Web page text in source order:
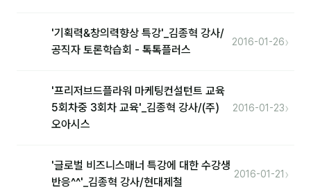
'기획력&창의력향상 특강'_김종혁 강사/
공직자 토론학습회 - 톡톡플러스
2016-01-26›
'프리저브드플라워 마케팅컨설턴트 교육
5회차중 3회차 교육'_김종혁 강사/(주)
오아시스
2016-01-23›
'글로벌 비즈니스매너 특강에 대한 수강생
반응^^'_김종혁 강사/현대제철
2016-01-21 ›